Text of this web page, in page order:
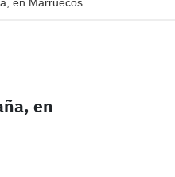
en Marruecos
en